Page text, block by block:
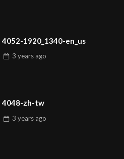
4052-1920_1340-en_us
3 years ago
4048-zh-tw
3 years ago